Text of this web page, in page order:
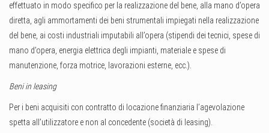
effettuato in modo specifico per la realizzazione del bene, alla mano d’opera
diretta, agli ammortamenti dei beni strumentali impiegati nella realizzazione
del bene, ai costi industriali imputabili all’opera (stipendi dei tecnici, spese di
mano d’opera, energia elettrica degli impianti, materiale e spese di
manutenzione, forza motrice, lavorazioni esterne, ecc.).
Beni in leasing
Per i beni acquisiti con contratto di locazione finanziaria l’agevolazione
spetta all’utilizzatore e non al concedente (società di leasing).